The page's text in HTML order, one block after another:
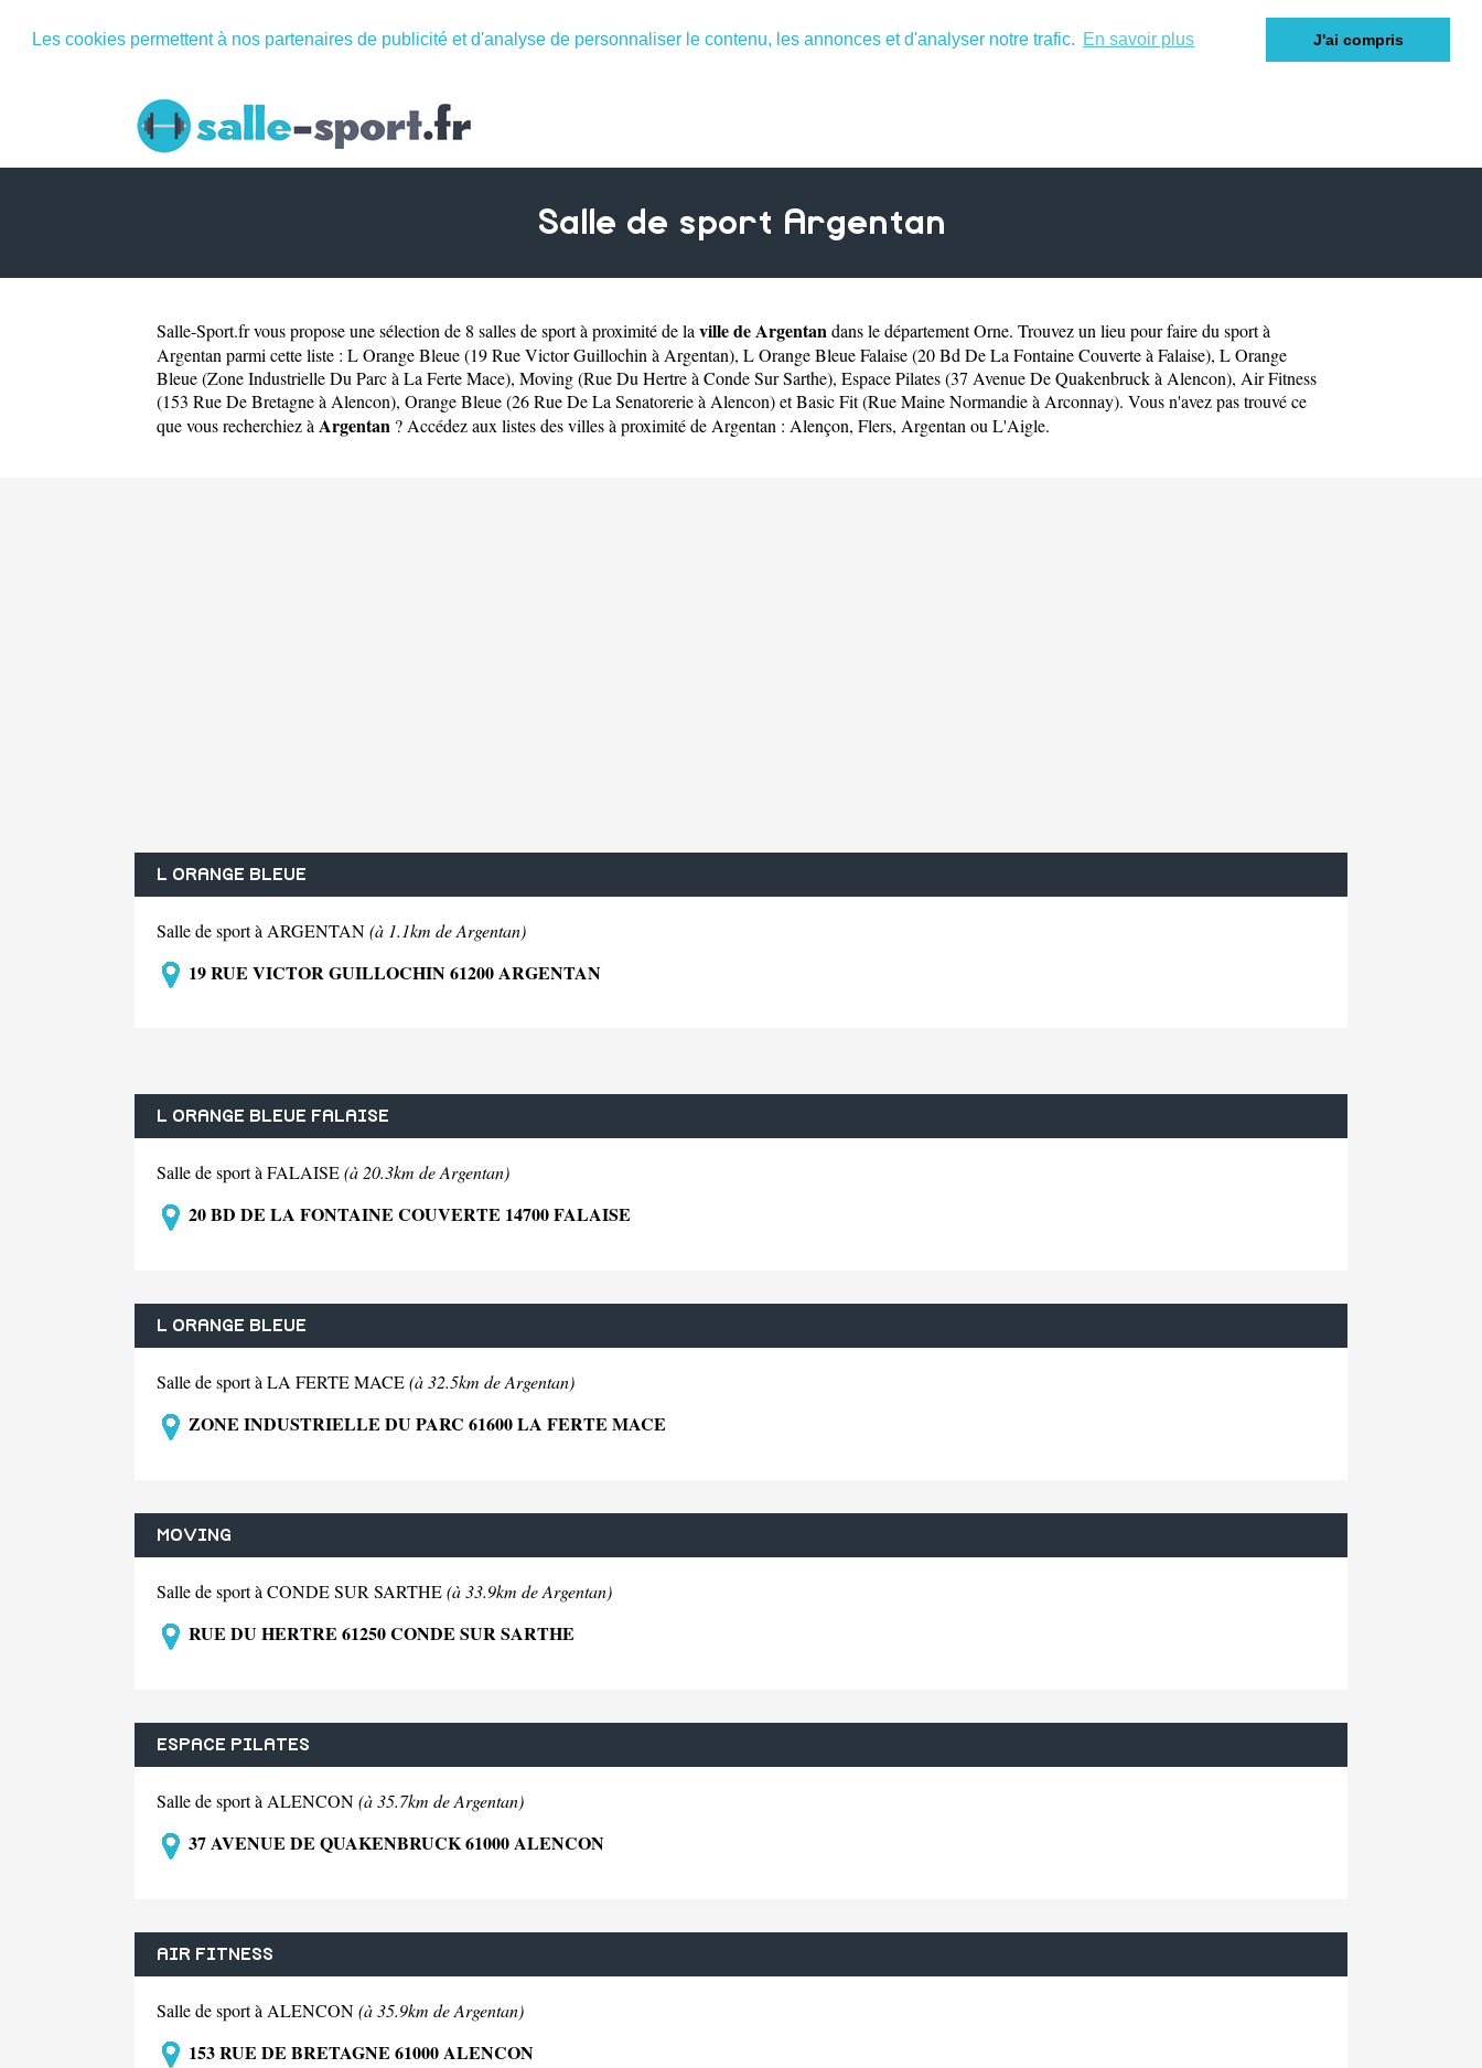
Les cookies permettent à nos partenaires de publicité et d'analyse de personnaliser le contenu, les annonces et d'analyser notre trafic. En savoir plus J'ai compris
Salle de sport Argentan
Salle-Sport.frvous propose une sélection de 8 salles de sport à proximité de la ville de Argentan dans le départementOrne. Trouvez un lieu pour faire du sport à
Argentan parmi cette liste : L Orange Bleue (19 Rue Victor Guillochin à Argentan), L Orange Bleue Falaise (20 Bd De La Fontaine Couverte à Falaise), L Orange
Bleue (Zone Industrielle Du Parc à La Ferte Mace), Moving (Rue Du Hertre à Conde Sur Sarthe), Espace Pilates (37 Avenue De Quakenbruck à Alencon), Air Fitness
(153 Rue De Bretagne à Alencon), Orange Bleue (26 Rue De La Senatorerie à Alencon)etBasic Fit (Rue Maine Normandie à Arconnay). Vous n'avez pas trouvé ce
que vous recherchiez à Argentan ? Accédez aux listes des villes à proximité de Argentan : Alençon, Flers, Argentan ou L'Aigle.
L ORANGE BLEUE
Salle de sport à ARGENTAN(à 1.1km de Argentan)
19 RUE VICTOR GUILLOCHIN 61200 ARGENTAN
L ORANGE BLEUE FALAISE
Salle de sport à FALAISE(à 20.3km de Argentan)
20 BD DE LA FONTAINE COUVERTE 14700 FALAISE
L ORANGE BLEUE
Salle de sport à LA FERTE MACE(à 32.5km de Argentan)
ZONE INDUSTRIELLE DU PARC 61600 LA FERTE MACE
MOVING
Salle de sport à CONDE SUR SARTHE(à 33.9km de Argentan)
RUE DU HERTRE 61250 CONDE SUR SARTHE
ESPACE PILATES
Salle de sport à ALENCON(à 35.7km de Argentan)
37 AVENUE DE QUAKENBRUCK 61000 ALENCON
AIR FITNESS
Salle de sport à ALENCON(à 35.9km de Argentan)
153 RUE DE BRETAGNE 61000 ALENCON